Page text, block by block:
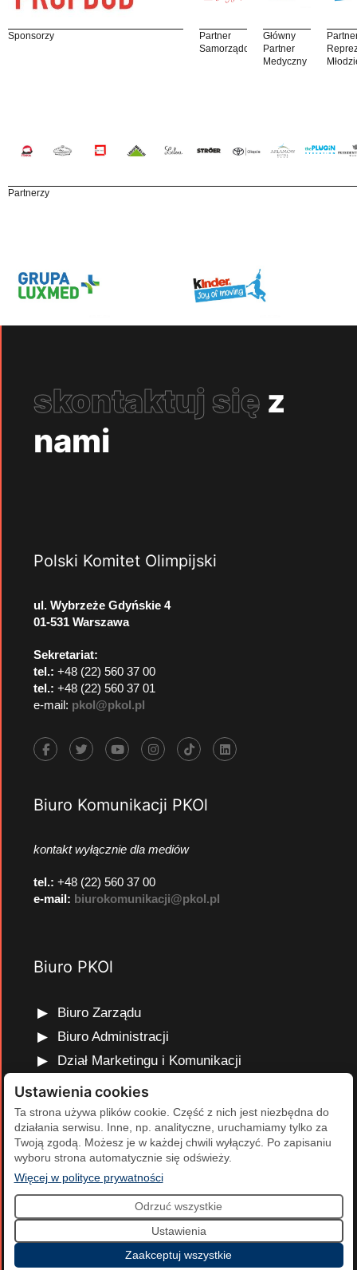
Sponsorzy
Partner
Samorządowy
Główny
Partner
Medyczny
Partnerzy
skontaktuj się z
nami
Polski Komitet Olimpijski
ul. Wybrzeże Gdyńskie 4
01-531 Warszawa
Sekretariat:
tel.: +48 (22) 560 37 00
tel.: +48 (22) 560 37 01
e-mail: pkol@pkol.pl
Biuro Komunikacji PKOl
kontakt wyłącznie dla mediów
tel.: +48 (22) 560 37 00
e-mail: biurokomunikacji@pkol.pl
Biuro PKOl
Biuro Zarządu
Biuro Administracji
Dział Marketingu i Komunikacji
Dział Edukacji Olimpijskiej
Dział Finansów i Kadr
Dział Projektów Olimpijskich
Dział Programów Rozwojowych
2026 Polski Komitet Olimpijski | Projekt i realizacja:
Cumulus.
Ustawienia cookies
Ta strona używa plików cookie. Część z nich jest niezbędna do
działania serwisu. Inne, np. analityczne, uruchamiamy tylko za
Twoją zgodą. Możesz je w każdej chwili wyłączyć. Po zapisaniu
wyboru strona automatycznie się odświeży.
Więcej w polityce prywatności(otwiera się w nowej karcie)
Odrzuć wszystkie
Ustawienia
Zaakceptuj wszystkie